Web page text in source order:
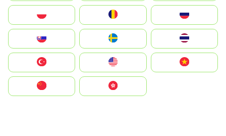
United States
中國香港特別行政區